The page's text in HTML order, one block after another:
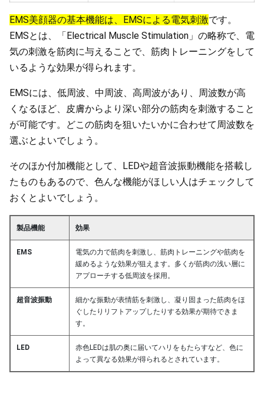
EMS美顔器の基本機能は、EMSによる電気刺激です。
EMSとは、「Electrical Muscle Stimulation」の略称で、電
気の刺激を筋肉に与えることで、筋肉トレーニングをして
いるような効果が得られます。
EMSには、低周波、中周波、高周波があり、周波数が高
くなるほど、皮膚からより深い部分の筋肉を刺激すること
が可能です。どこの筋肉を狙いたいかに合わせて周波数を
選ぶとよいでしょう。
そのほか付加機能として、LEDや超音波振動機能を搭載し
たものもあるので、色んな機能がほしい人はチェックして
おくとよいでしょう。
製品機能 効果
EMS
電気の力で筋肉を刺激し、筋肉トレーニングや筋肉を
緩めるような効果が狙えます。多くが筋肉の浅い層に
アプローチする低周波を採用。
超音波振動
細かな振動が表情筋を刺激し、凝り固まった筋肉をほ
ぐしたりリフトアップしたりする効果が期待できま
す。
LED
赤色LEDは肌の奥に届いてハリをもたらすなど、色に
よって異なる効果が得られるとされています。